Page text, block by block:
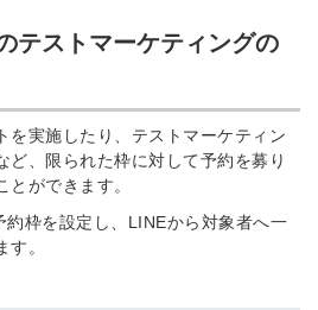
テストマーケティングの
を実施したり、テストマーケティン
ど、限られた枠に対して予約を募り
ができます。
枠を設定し、LINEから対象者へ一
。